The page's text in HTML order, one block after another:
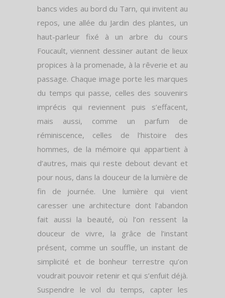
bancs vides au bord du Tarn, qui invitent au
repos, une allée du Jardin des plantes, un
haut-parleur fixé à un arbre du cours
Foucault, viennent dessiner autant de lieux
propices à la promenade, à la rêverie et au
passage. Chaque image porte les marques
du temps qui passe, celles des souvenirs
imprécis qui reviennent puis s’effacent,
mais aussi, comme un parfum de
réminiscence, celles de l’histoire des
hommes, de la mémoire qui appartient à
d’autres, mais qui reste debout devant et
pour nous, dans la douceur de la lumière de
fin de journée. Une lumière qui vient
caresser une architecture dont l’abandon
fait aussi la beauté, où l’on ressent la
douceur de vivre, la grâce de l’instant
présent, comme un souffle, un instant de
simplicité et de bonheur terrestre qu’on
voudrait pouvoir retenir et qui s’enfuit déjà.
Suspendre le vol du temps, capter les